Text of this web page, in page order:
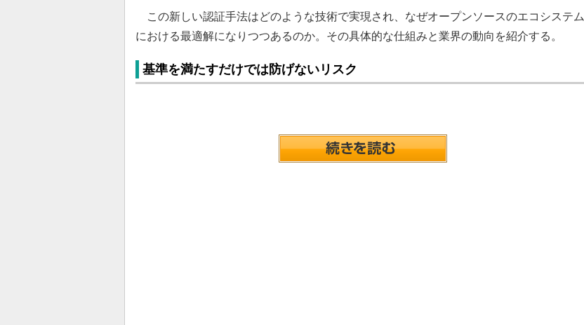
この新しい認証手法はどのような技術で実現され、なぜオープンソースのエコシステム
における最適解になりつつあるのか。その具体的な仕組みと業界の動向を紹介する。
基準を満たすだけでは防げないリスク